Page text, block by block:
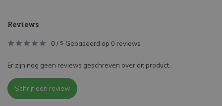
Reviews
0 / 5 Gebaseerd op 0 reviews
Er zijn nog geen reviews geschreven over dit product..
Schrijf een review